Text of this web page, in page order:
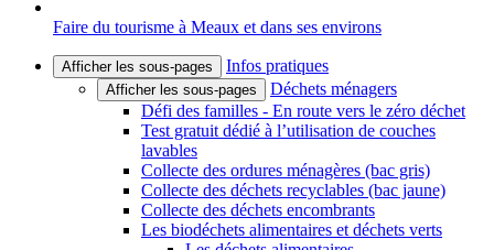
Faire du tourisme à Meaux et dans ses environs
Afficher les sous-pages Infos pratiques
Afficher les sous-pages
Déchets ménagers
Défi des familles - En route vers le zéro déchet
Test gratuit dédié à l’utilisation de couches
lavables
Collecte des ordures ménagères (bac gris)
Collecte des déchets recyclables (bac jaune)
Collecte des déchets encombrants
Les biodéchets alimentaires et déchets verts